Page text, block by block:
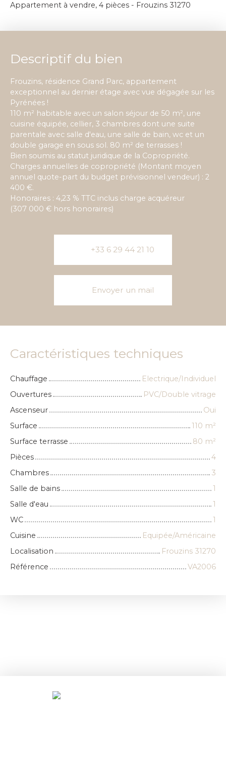
Appartement à vendre, 4 pièces - Frouzins 31270
Descriptif du bien
Frouzins, résidence Grand Parc, appartement
exceptionnel au dernier étage avec vue dégagée sur les
Pyrénées !
110 m² habitable avec un salon séjour de 50 m², une
cuisine équipée, cellier, 3 chambres dont une suite
parentale avec salle d'eau, une salle de bain, wc et un
double garage en sous sol. 80 m² de terrasses !
Bien soumis au statut juridique de la Copropriété.
Charges annuelles de copropriété (Montant moyen
annuel quote-part du budget prévisionnel vendeur) : 2
400 €.
Honoraires : 4,23 % TTC inclus charge acquéreur
(307 000 € hors honoraires)
+33 6 29 44 21 10
Envoyer un mail
Caractéristiques techniques
Chauffage
Electrique/Individuel
Ouvertures
PVC/Double vitrage
Ascenseur
Oui
Surface
110 m²
Surface terrasse
80 m²
Pièces
4
Chambres
3
Salle de bains
1
Salle d'eau
1
WC
1
Cuisine
Equipée/Américaine
Localisation
Frouzins 31270
Référence
VA2006